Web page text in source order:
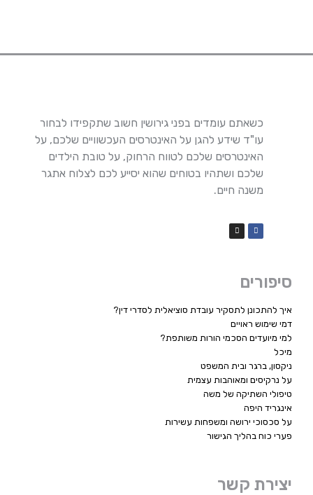
כשאתם עומדים בפני גירושין חשוב שתקפידו לבחור
עו"ד שידע להגן על האינטרסים העכשוויים שלכם, על
האינטרסים שלכם לטווח הרחוק, על טובת הילדים
שלכם ושתהיו בטוחים שהוא יסייע לכם לצלוח אתגר
משנה חיים.
סיפורים
איך להתכונן לתסקיר עובדת סוציאלית לסדרי דין?
דמי שימוש ראויים
למי מיועדים הסכמי הורות משותפת?
מיכל
ניקסון, ברגר ובית המשפט
על נרקיסים ומאוהבות עצמית
טיפולי השתיקה של משה
אינגריד היפה
על סכסוכי ירושה ומשפחות עשירות
פערי כוח בהליך הגישור
יצירת קשר